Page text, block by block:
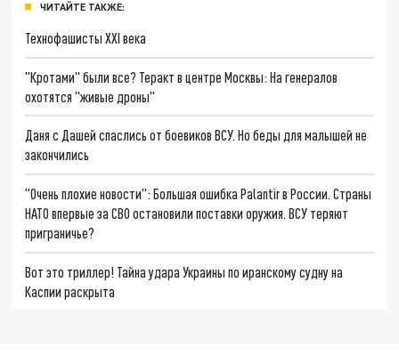
ЧИТАЙТЕ ТАКЖЕ:
Технофашисты XXI века
"Кротами" были все? Теракт в центре Москвы: На генералов
охотятся "живые дроны"
Даня с Дашей спаслись от боевиков ВСУ. Но беды для малышей не
закончились
"Очень плохие новости": Большая ошибка Palantir в России. Страны
НАТО впервые за СВО остановили поставки оружия. ВСУ теряют
приграничье?
Вот это триллер! Тайна удара Украины по иранскому судну на
Каспии раскрыта